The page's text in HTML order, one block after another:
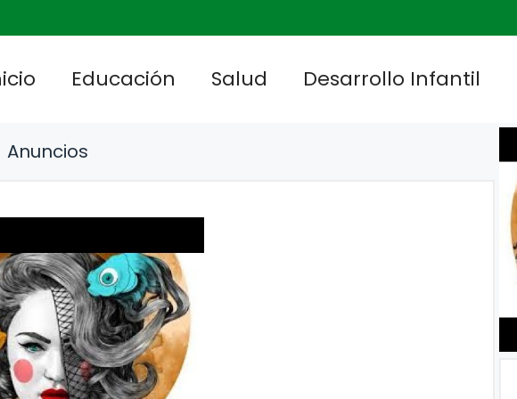
Educación Salud Desarrollo Infantil
Anuncios